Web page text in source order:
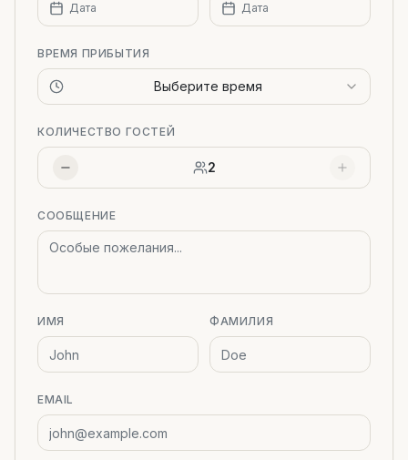
Дата Дата
ВРЕМЯ ПРИБЫТИЯ
Выберите время
КОЛИЧЕСТВО ГОСТЕЙ
2
СООБЩЕНИЕ
ИМЯ ФАМИЛИЯ
EMAIL